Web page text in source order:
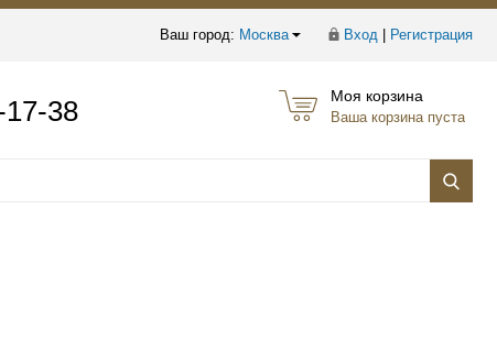
Ваш город: Москва Вход Регистрация
38 Моя корзина
Ваша корзина пуста